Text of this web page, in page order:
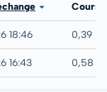
Cours
18:46 0,39
16:43 0,58